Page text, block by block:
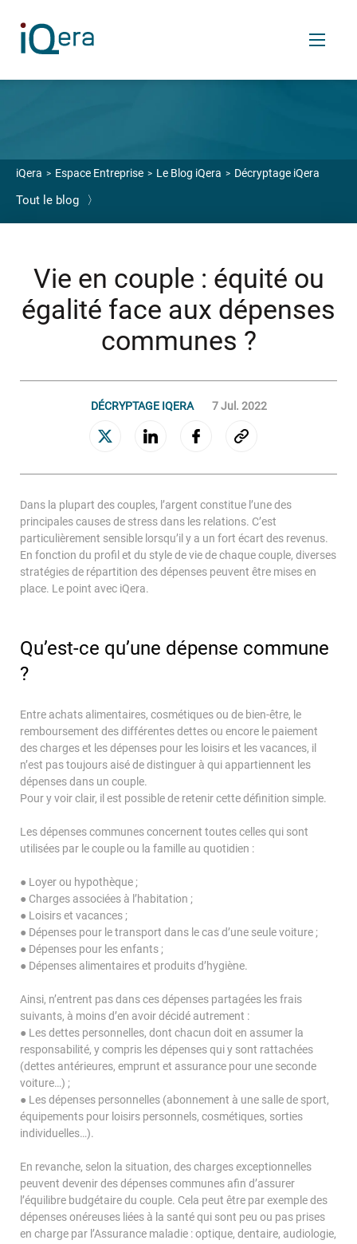
Services
VOS ENJEUX
Transférer votre back et middle-office finance
OUTILS SAAS
Logiciels de relance et recouvrement
Gestion des encours sains
Recouvrement judiciaire
Valorisation des portefeuilles
Le Groupe
NOS TALENTS
NOS LABELS ET INDEX
IQERA EN ITALIE
Le Blog iQera
Contactez-nous
Espace Particulier
Espace Entreprise
Espace Carrières
Espace Investisseur
iQera Espace Entreprise Le Blog iQera Décryptage iQera
Tout le blog 〉
Vie en couple : équité ou
égalité face aux dépenses
communes ?
DÉCRYPTAGE IQERA 7 Jul. 2022
Dans la plupart des couples, l’argent constitue l’une des
principales causes de stress dans les relations. C’est
particulièrement sensible lorsqu’il y a un fort écart des revenus.
En fonction du profil et du style de vie de chaque couple, diverses
stratégies de répartition des dépenses peuvent être mises en
place. Le point avec iQera.
Qu’est-ce qu’une dépense commune
?
Entre achats alimentaires, cosmétiques ou de bien-être, le
remboursement des différentes dettes ou encore le paiement
des charges et les dépenses pour les loisirs et les vacances, il
n’est pas toujours aisé de distinguer à qui appartiennent les
dépenses dans un couple.
Pour y voir clair, il est possible de retenir cette définition simple.
Les dépenses communes concernent toutes celles qui sont
utilisées par le couple ou la famille au quotidien :
● Loyer ou hypothèque ;
● Charges associées à l’habitation ;
● Loisirs et vacances ;
● Dépenses pour le transport dans le cas d’une seule voiture ;
● Dépenses pour les enfants ;
● Dépenses alimentaires et produits d’hygiène.
Ainsi, n’entrent pas dans ces dépenses partagées les frais
suivants, à moins d’en avoir décidé autrement :
● Les dettes personnelles, dont chacun doit en assumer la
responsabilité, y compris les dépenses qui y sont rattachées
(dettes antérieures, emprunt et assurance pour une seconde
voiture…) ;
● Les dépenses personnelles (abonnement à une salle de sport,
équipements pour loisirs personnels, cosmétiques, sorties
individuelles…).
En revanche, selon la situation, des charges exceptionnelles
peuvent devenir des dépenses communes afin d’assurer
l’équilibre budgétaire du couple. Cela peut être par exemple des
dépenses onéreuses liées à la santé qui sont peu ou pas prises
en charge par l’Assurance maladie : optique, dentaire, audiologie,